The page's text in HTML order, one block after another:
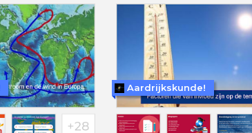
Aardrijkskunde!